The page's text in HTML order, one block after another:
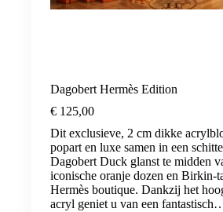
Dagobert Hermès Edition
€ 125,00
Dit exclusieve, 2 cm dikke
popart en luxe samen in een
Dagobert Duck glanst te midden
iconische oranje dozen en Birkin-
Hermès boutique. Dankzij het
acryl geniet u van een